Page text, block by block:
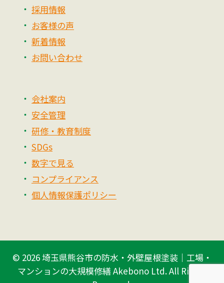
採用情報
お客様の声
新着情報
お問い合わせ
会社案内
安全管理
研修・教育制度
SDGs
数字で見る
コンプライアンス
個人情報保護ポリシー
© 2026埼玉県熊谷市の防水・外壁屋根塗装｜工場・
マンションの大規模修繕 Akebono Ltd.All Rights